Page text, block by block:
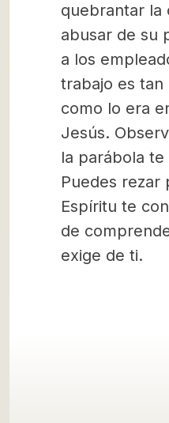
quebrantar la
abusar de su
a los
trabajo es
como lo era
Jesús.
la parábola te
Puedes rezar
Espíritu te
de
exige de ti.